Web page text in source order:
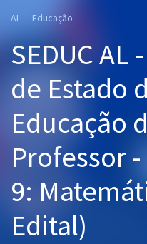
Cursos 20% OFF
Pós
Graduação
OAB
Questões grátis
AL - Educação
SEDUC AL
de Estado
Educação
Professor
9:
Edital)